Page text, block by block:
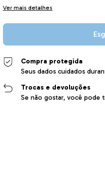
Ver mais detalhes
Compra protegida
Seus dados cuidados
Trocas e devoluções
Se não gostar, você pode